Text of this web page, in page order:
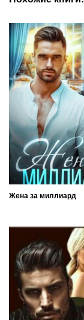
Жена за миллиард